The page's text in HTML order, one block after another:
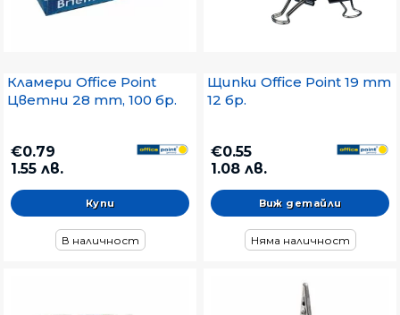
Кламери Office Point
Цветни 28 mm, 100 бр.
€0.79
1.55 лв.
В наличност
Щипки Office Point 19 mm
12 бр.
€0.55
1.08 лв.
Виж детайли
Няма наличност